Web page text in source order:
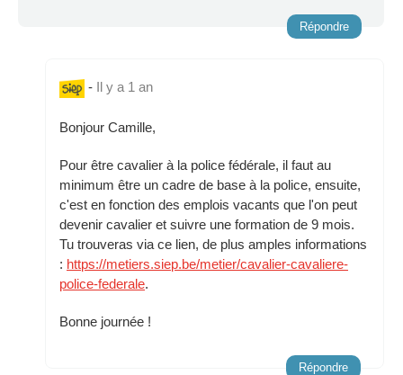
Répondre
- Il y a 1 an
Bonjour Camille,
Pour être cavalier à la police fédérale, il faut au
minimum être un cadre de base à la police, ensuite,
c'est en fonction des emplois vacants que l'on peut
devenir cavalier et suivre une formation de 9 mois.
Tu trouveras via ce lien, de plus amples informations
: https://metiers.siep.be/metier/cavalier-cavaliere-
police-federale.
Bonne journée !
Répondre